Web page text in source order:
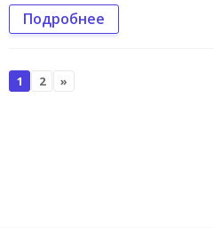
Подробнее
1 2 »